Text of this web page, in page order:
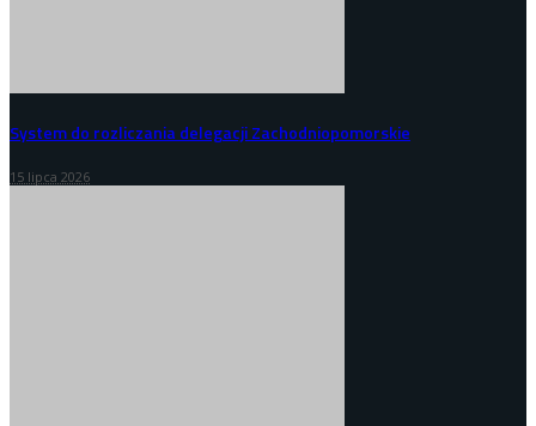
System do rozliczania delegacji Zachodniopomorskie
15 lipca 2026